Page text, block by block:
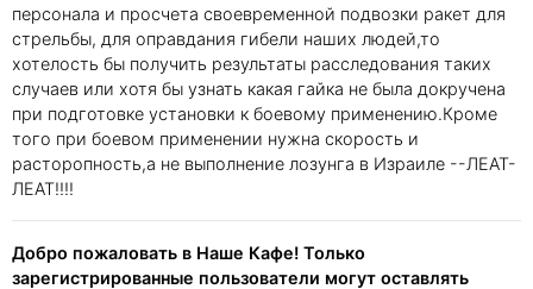
персонала и просчета своевременной подвозки ракет для
стрельбы, для оправдания гибели наших людей,то
хотелость бы получить результаты расследования таких
случаев или хотя бы узнать какая гайка не была докручена
при подготовке установки к боевому применению.Кроме
того при боевом применении нужна скорость и
расторопность,а не выполнение лозунга в Израиле --ЛЕАТ-
ЛЕАТ!!!!
Добро пожаловать в Наше Кафе! Только
зарегистрированные пользователи могут оставлять